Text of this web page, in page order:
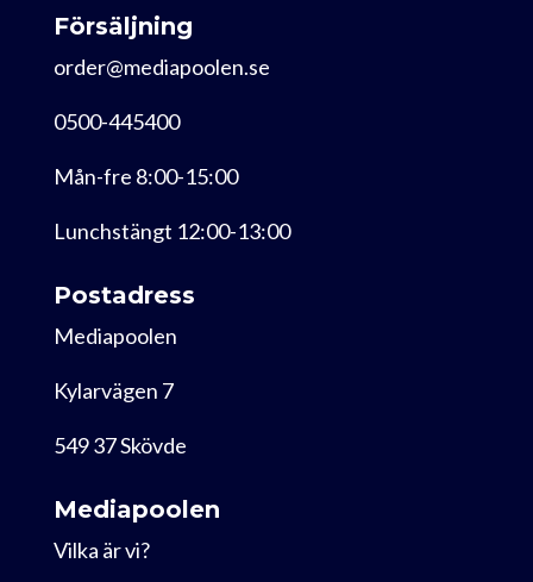
Försäljning
order@mediapoolen.se
0500-445400
Mån-fre 8:00-15:00
Lunchstängt 12:00-13:00
Postadress
Mediapoolen
Kylarvägen 7
549 37 Skövde
Mediapoolen
Vilka är vi?